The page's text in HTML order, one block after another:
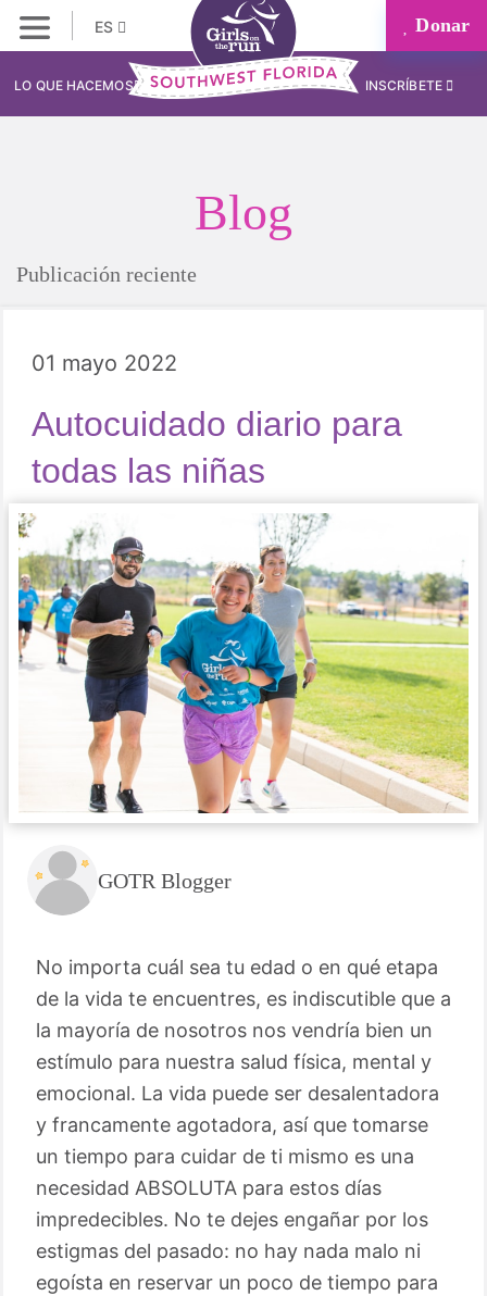
ES Donar
LO QUE HACEMOS INSCRÍBETE
Blog
Publicación reciente
01 mayo 2022
Autocuidado diario para
todas las niñas
GOTR Blogger
No importa cuál sea tu edad o en qué etapa
de la vida te encuentres, es indiscutible que a
la mayoría de nosotros nos vendría bien un
estímulo para nuestra salud física, mental y
emocional. La vida puede ser desalentadora
y francamente agotadora, así que tomarse
un tiempo para cuidar de ti mismo es una
necesidad ABSOLUTA para estos días
impredecibles. No te dejes engañar por los
estigmas del pasado: no hay nada malo ni
egoísta en reservar un poco de tiempo para